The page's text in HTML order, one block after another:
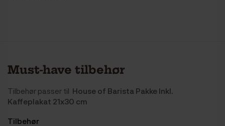
Must-have tilbehør
Tilbehør passer til House of Barista Pakke Inkl.
Kaffeplakat 21x30 cm
Tilbehør